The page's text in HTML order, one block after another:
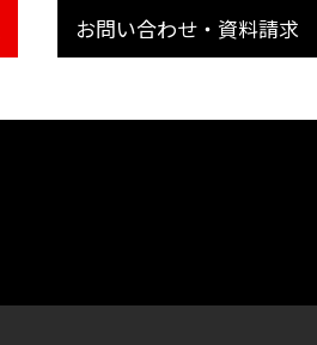
お問い合わせ・資料請求